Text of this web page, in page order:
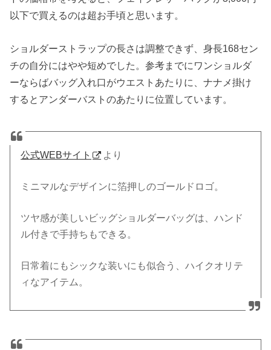
以下で買えるのは超お手頃と思います。
ショルダーストラップの長さは調整できず、身長168セン
チの自分にはやや短めでした。参考までにワンショルダ
ーならばバッグ入れ口がウエストあたりに、ナナメ掛け
するとアンダーバストのあたりに位置しています。
公式WEBサイト より
ミニマルなデザインに箔押しのゴールドロゴ。
ツヤ感が美しいビッグショルダーバッグは、ハンド
ル付きで手持ちもできる。
日常着にもシックな装いにも似合う、ハイクオリテ
ィなアイテム。